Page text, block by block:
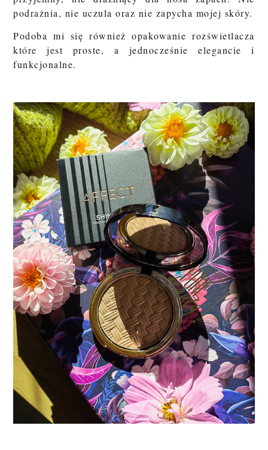
podrażnia, nie uczula oraz nie zapycha mojej skóry.
Podoba mi się również opakowanie rozświetlacza
które jest proste, a jednocześnie elegancie i
funkcjonalne.